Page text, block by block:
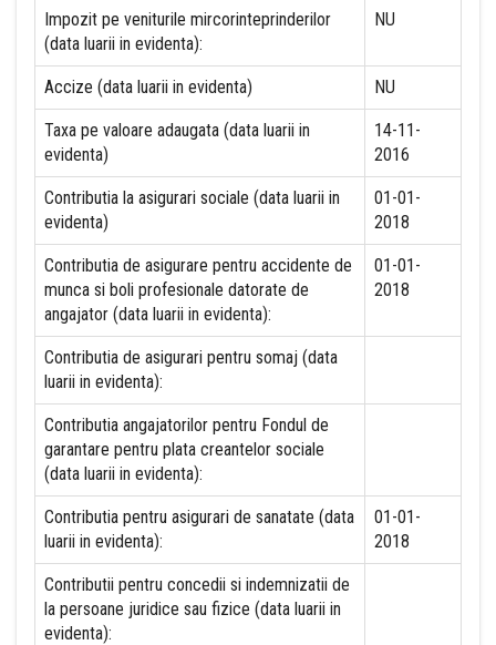
Impozit pe veniturile mircorinteprinderilor
(data luarii in evidenta):
NU
Accize (data luarii in evidenta) NU
Taxa pe valoare adaugata (data luarii in
evidenta)
14-11-
2016
Contributia la asigurari sociale (data luarii in
evidenta)
01-01-
2018
Contributia de asigurare pentru accidente de
munca si boli profesionale datorate de
angajator (data luarii in evidenta):
01-01-
2018
Contributia de asigurari pentru somaj (data
luarii in evidenta):
Contributia angajatorilor pentru Fondul de
garantare pentru plata creantelor sociale
(data luarii in evidenta):
Contributia pentru asigurari de sanatate (data
luarii in evidenta):
01-01-
2018
Contributii pentru concedii si indemnizatii de
la persoane juridice sau fizice (data luarii in
evidenta):